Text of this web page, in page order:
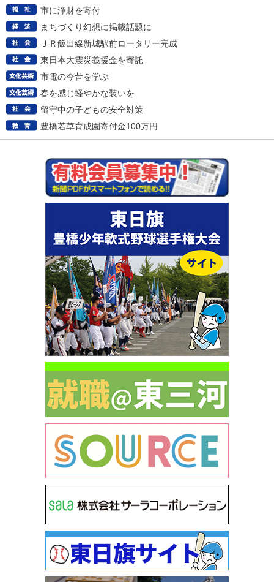
市に浄財を寄付
まちづくり幻想に掲載話題に
ＪＲ飯田線新城駅前ロータリー完成
東日本大震災義援金を寄託
市電の今昔を学ぶ
春を感じ軽やかな装いを
留守中の子どもの安全対策
豊橋若草育成園寄付金100万円